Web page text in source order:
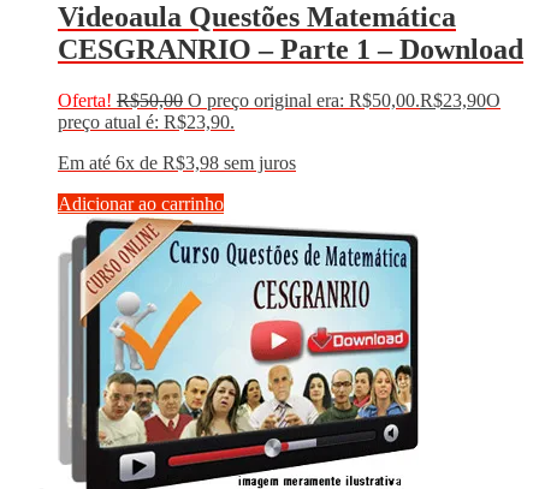
Videoaula Questões Matemática
CESGRANRIO – Parte 1 – Download
Oferta! R$50,00 O preço original era: R$50,00.R$23,90O
preço atual é: R$23,90.
Em até 6x de R$3,98 sem juros
Adicionar ao carrinho